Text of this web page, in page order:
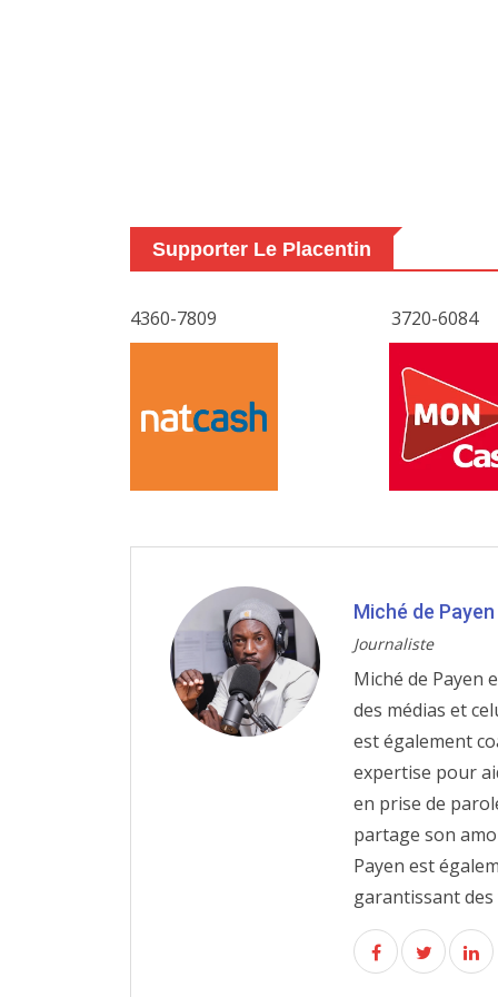
Supporter Le Placentin
4360-7809 3720-6084
Miché de Payen
Journaliste
Miché de Payen
des médias et
est également
expertise pour
en prise de
partage son
Payen est
garantissant